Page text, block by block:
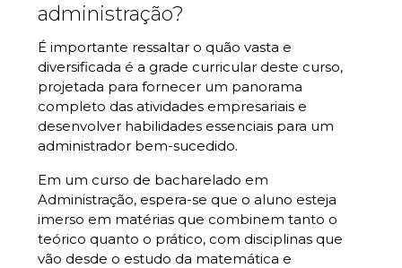
administração?
É importante ressaltar o quão vasta e
diversificada é a grade curricular deste curso,
projetada para fornecer um panorama
completo das atividades empresariais e
desenvolver habilidades essenciais para um
administrador bem-sucedido.
Em um curso de bacharelado em
Administração, espera-se que o aluno esteja
imerso em matérias que combinem tanto o
teórico quanto o prático, com disciplinas que
vão desde o estudo da matemática e